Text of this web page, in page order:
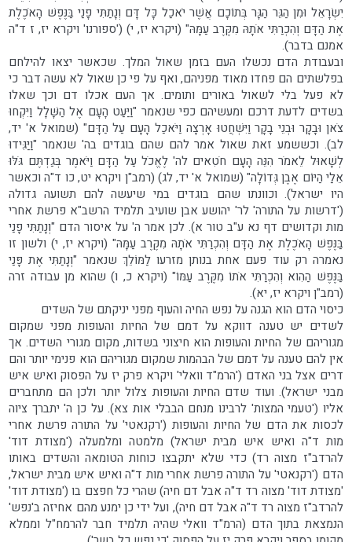
יִשְׂרָאֵל וּמִן הַגֵּר הַגָּר בְּתוֹכָם אֲשֶׁר יֹאכַל כָּל דָּם וְנָתַתִּי פָנַי בַּנֶּפֶשׁ הָאֹכֶלֶת
אֶת הַדָּם וְהִכְרַתִּי אֹתָהּ מִקֶּרֶב עַמָּהּ" (ויקרא יז, י) ('ספורנו' ויקרא יז, ז ד"ה
אמנם בדבר).
ובעבודת הדם נכשלו העם בזמן שאול המלך. שכאשר יצאו להילחם
בפלשתים הם פחדו מאוד מפניהם, ואף על פי כן שאול לא עשה דבר כי
לא פעל בלי לשאול באורים ותומים. אך העם אכלו דם וכך שאלו
בשדים לדעת דרכם ומעשיהם כפי שנאמר "וַיַּעַט הָעָם אֶל הַשָּׁלָל וַיִּקְחוּ
צֹאן וּבָקָר וּבְנֵי בָקָר וַיִּשְׁחֲטוּ אָרְצָה וַיֹּאכַל הָעָם עַל הַדָּם" (שמואל א' יד,
לב). וכששמע זאת שאול אמר להם שהם בוגדים בה' שנאמר "וַיַּגִּידוּ
לְשָׁאוּל לֵאמֹר הִנֵּה הָעָם חֹטִאים לה' לֶאֱכֹל עַל הַדָּם וַיֹּאמֶר בְּגַדְתֶּם גֹּלּוּ
אֵלַי הַיּוֹם אֶבֶן גְּדוֹלָה" (שמואל א' יד, לג) (רמב"ן ויקרא יט, כו ד"ה וכאשר
היו ישראל). וכוונתו שהם בוגדים במי שיעשה להם תשועה גדולה
('דרשות על התורה' לר' יהושע אבן שועיב תלמיד הרשב"א פרשת אחרי
מות וקדושים דף נא ע"ב טור א). לכן אמר ה' על איסור הדם "וְנָתַתִּי פָנַי
בַּנֶּפֶשׁ הָאֹכֶלֶת אֶת הַדָּם וְהִכְרַתִּי אֹתָהּ מִקֶּרֶב עַמָּהּ" (ויקרא יז, י) ולשון זו
נאמרה רק עוד פעם אחת בנותן מזרעו לַמּוֹלֵךְ שנאמר "וְנָתַתִּי אֶת פָּנַי
בַּנֶּפֶשׁ הַהִוא וְהִכְרַתִּי אֹתוֹ מִקֶּרֶב עַמּוֹ" (ויקרא כ, ו) שהוא מן עבודה זרה
(רמב"ן ויקרא יז, יא).
כיסוי הדם הוא הגנה על נפש החיה והעוף מפני יניקתם של השדים
לשדים יש טענה דווקא על דמם של החיות והעופות מפני שמקום
מגוריהם של החיות והעופות הוא חיצוני בשדות, מקום מגורי השדים. אך
אין להם טענה על דמם של הבהמות שמקום מגוריהם הוא פנימי יותר והם
דרים אצל בני האדם ('הרמ"ד וואלי' ויקרא פרק יז על הפסוק ואיש איש
מבני ישראל). ועוד שדם החיות והעופות צלול יותר ולכן הם מתחברים
אליו ('טעמי המצות' לרבינו מנחם הבבלי אות צא). על כן ה' יתברך ציוה
לכסות את הדם של החיות והעופות ('רקנאטי' על התורה פרשת אחרי
מות ד"ה ואיש איש מבית ישראל) מלמטה ומלמעלה ('מצודת דוד'
להרדב"ז מצוה רד) כדי שלא יתקבצו כוחות הטומאה והשדים באותו
הדם ('רקנאטי' על התורה פרשת אחרי מות ד"ה ואיש איש מבית ישראל,
'מצודת דוד' מצוה רד ד"ה אבל דם חיה) שהרי כל חפצם בו ('מצודת דוד'
להרדב"ז מצוה רד ד"ה אבל דם חיה), ועל ידי כן ימנע מהם אחיזה ב'נפש'
הנמצאת בתוך הדם (הרמ"ד וואלי שהיה תלמיד חבר להרמח"ל וממלא